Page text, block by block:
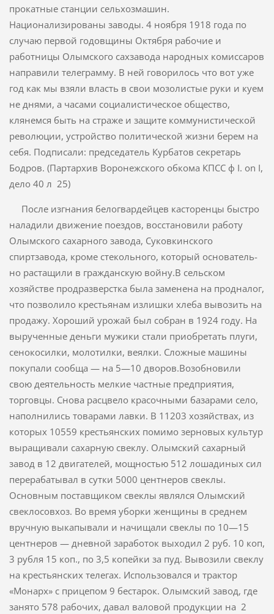
прокатные станции сельхозмашин.
Национализированы заводы. 4 ноября 1918 года по
случаю первой годовщины Октября рабочие и
работницы Олымского сахзавода народных комиссаров
направили телеграмму. В ней говорилось что вот уже
год как мы взяли власть в свои мозолистые руки и куем
не днями, а часами социалистическое общество,
клянемся быть на страже и защите коммунистической
революции, устройство поли­тической жизни берем на
себя. Подписали: председатель Курбатов секретарь
Бодров. (Партархив Воронежского обкома КПСС ф I. on I,
дело 40 л 25)
После изгнания белогвардейцев касторенцы быстро
наладили движе­ние поездов, восстановили работу
Олымского сахарного завода, Суковкинского
спиртзавода, кроме стекольного, который основатель­
но растащили в гражданскую войну.В сельском
хозяйстве продразверстка была заменена на продналог,
что позволило крестьянам излишки хлеба вывозить на
продажу. Хороший урожай был собран в 1924 году. На
вырученные деньги мужики стали приобретать плуги,
сенокосилки, молотилки, веялки. Сложные машины
покупали сообща — на 5—10 дворов.Возобновили
свою деятельность мелкие частные предприятия,
торговцы. Снова расцвело красочными базарами село,
наполнились товарами лавки. В 11203 хозяйствах, из
которых 10559 крестьянских помимо зерно­вых культур
выращивали сахарную свеклу. Олымский сахарный
завод в 12 двигателей, мощностью 512 лоша­диных сил
перерабатывал в сутки 5000 центнеров свеклы.
Основным поставщиком свеклы являлся Олымский
свеклосовхоз. Во время уборки женщины в среднем
вручную выкапывали и начищали свеклы по 10—15
центнеров — дневной заработок выходил 2 руб. 10 коп,
3 рубля 15 коп., по 3,5 копейки за пуд. Вывозили свеклу
на кресть­янских телегах. Использовался и трактор
«Монарх» с прицепом 9 бестарок. Олымский завод, где
занято 578 рабочих, давал валовой продукции на 2